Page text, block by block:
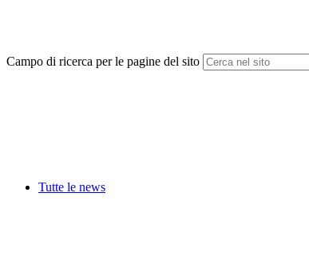
Campo di ricerca per le pagine del sito
Tutte le news